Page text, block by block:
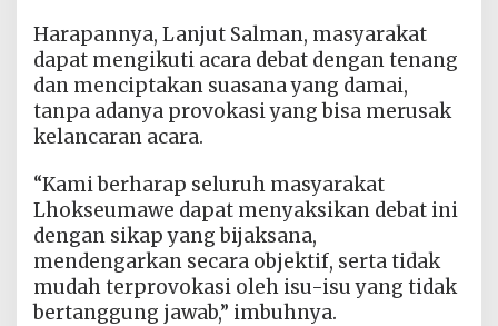
Harapannya, Lanjut Salman, masyarakat
dapat mengikuti acara debat dengan tenang
dan menciptakan suasana yang damai,
tanpa adanya provokasi yang bisa merusak
kelancaran acara.
“Kami berharap seluruh masyarakat
Lhokseumawe dapat menyaksikan debat ini
dengan sikap yang bijaksana,
mendengarkan secara objektif, serta tidak
mudah terprovokasi oleh isu-isu yang tidak
bertanggung jawab,” imbuhnya.